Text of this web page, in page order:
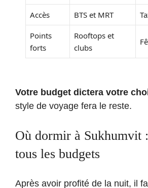
Accès BTS et MRT
Points
forts
Rooftops et
clubs
Votre budget dictera votre
style de voyage fera le reste.
Où dormir à Sukhumvit
tous les budgets
Après avoir profité de la nuit, il